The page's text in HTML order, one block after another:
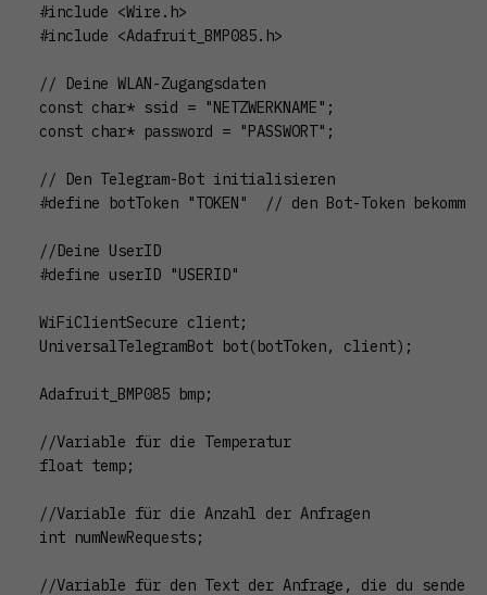
#include <Wire.h>
#include <Adafruit_BMP085.h>
// Deine WLAN-Zugangsdaten
const char* ssid = "NETZWERKNAME";
const char* password = "PASSWORT";
// Den Telegram-Bot initialisieren
#define botToken "TOKEN"  // den Bot-Token
//Deine UserID
#define userID "USERID"
WiFiClientSecure client;
UniversalTelegramBot bot(botToken, client);
Adafruit_BMP085 bmp;
//Variable für die Temperatur
float temp;
//Variable für die Anzahl der Anfragen
int numNewRequests;
//Variable für den Text der Anfrage, die du sendest